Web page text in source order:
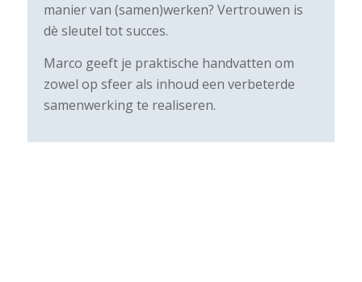
manier van (samen)werken? Vertrouwen is
dè sleutel tot succes.
Marco geeft je praktische handvatten om
zowel op sfeer als inhoud een verbeterde
samenwerking te realiseren.